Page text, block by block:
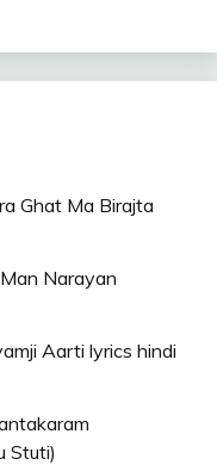
Ghat Ma Birajta
Man Narayan
Aarti lyrics hindi
Stuti)